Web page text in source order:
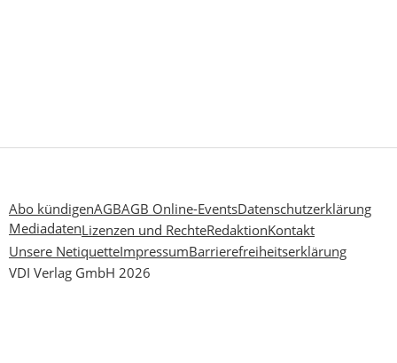
Abo kündigenAGBAGB Online-EventsDatenschutzerklärung
MediadatenLizenzen und RechteRedaktionKontakt
Unsere NetiquetteImpressumBarrierefreiheitserklärung
VDI Verlag GmbH 2026